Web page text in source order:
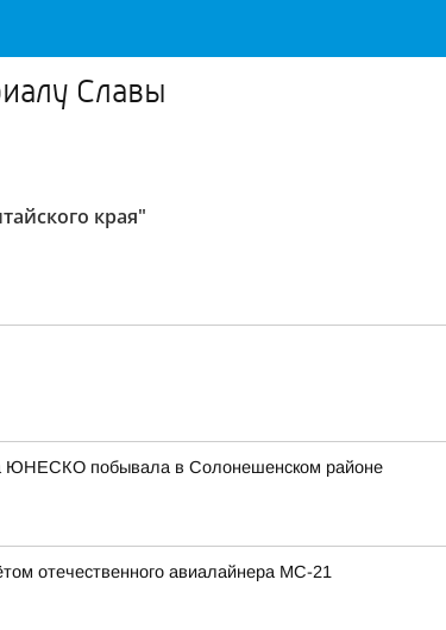
Славы
края"
ЮНЕСКО побывала в Солонешенском районе
отечественного авиалайнера МС-21